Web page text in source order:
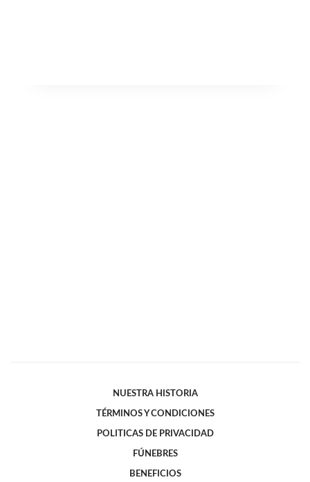
NUESTRA HISTORIA
TÉRMINOS Y CONDICIONES
POLITICAS DE PRIVACIDAD
FÚNEBRES
BENEFICIOS